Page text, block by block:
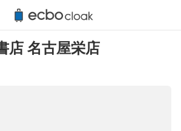
店 名古屋栄店